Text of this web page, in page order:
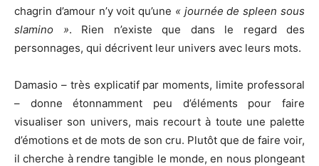
chagrin d’amour n’y voit qu’une « journée de spleen sous
slamino ». Rien n’existe que dans le regard des
personnages, qui décrivent leur univers avec leurs mots.
Damasio – très explicatif par moments, limite professoral
– donne étonnamment peu d’éléments pour faire
visualiser son univers, mais recourt à toute une palette
d’émotions et de mots de son cru. Plutôt que de faire voir,
il cherche à rendre tangible le monde, en nous plongeant